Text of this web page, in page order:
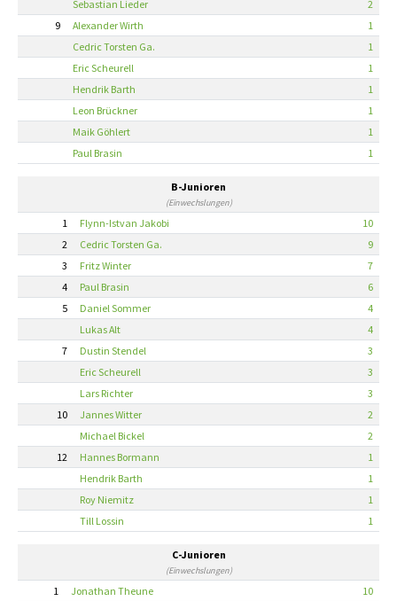
Sebastian Lieder
2
9
Alexander Wirth
1
Cedric Torsten Ga.
1
Eric Scheurell
1
Hendrik Barth
1
Leon Brückner
1
Maik Göhlert
1
Paul Brasin
1
B-Junioren
(Einwechslungen)
1 Flynn-Istvan Jakobi
10
2
Cedric Torsten Ga.
9
3
Fritz Winter
7
4
Paul Brasin
6
5
Daniel Sommer
4
Lukas Alt
4
7
Dustin Stendel
3
Eric Scheurell
3
Lars Richter
3
10
Jannes Witter
2
Michael Bickel
2
12
Hannes Bormann
1
Hendrik Barth
1
Roy Niemitz
1
Till Lossin
1
C-Junioren
(Einwechslungen)
1 Jonathan Theune
10